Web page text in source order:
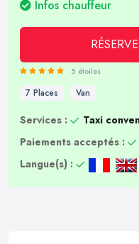
Infos chauffeur
5 étoiles
7 Places Van
Services :
Taxi
Paiements acceptés :
Langue(s) :